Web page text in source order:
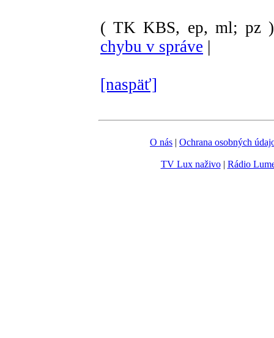
( TK KBS, ep, ml; pz )
chybu v správe |
[naspäť]
O nás | Ochrana osobných
TV Lux naživo| Rádio